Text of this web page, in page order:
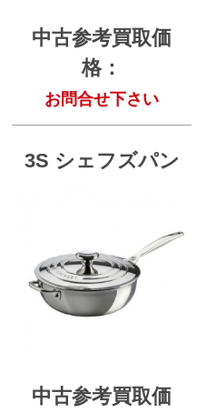
中古参考買取価
格：
お問合せ下さい
3S シェフズパン
中古参考買取価